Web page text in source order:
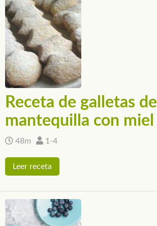
Receta de galletas de
mantequilla con miel
48m 1-4
Leer receta